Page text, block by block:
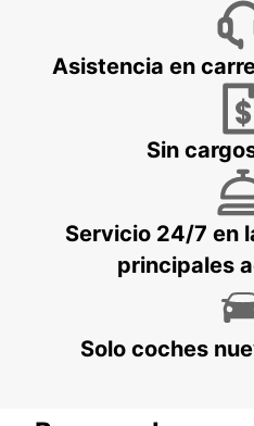
AEROPUERTO DE
ROISSY EN FRANCE -
Asistencia en
Sin
Servicio 24/7 en
principales
Solo coches